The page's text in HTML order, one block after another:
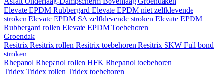
Elevate EPDM Rubbergard Elevate EPDM niet zelfklevende
stroken Elevate EPDM SA zelfklevende stroken Elevate EPDM
Rubbergard rollen Elevate EPDM Toebehoren
Groendak
Resitrix Resitrix rollen Resitrix toebehoren Resitrix SKW Full bond
stroken
Rhepanol Rhepanol rollen HFK Rhepanol toebehoren
Tridex Tridex rollen Tridex toebehoren